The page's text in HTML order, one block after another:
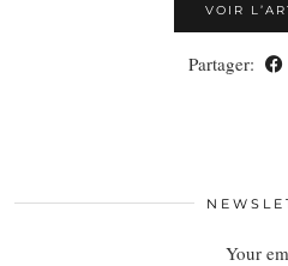
VOIR
Partager:
Your